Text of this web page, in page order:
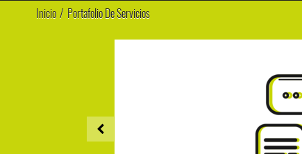
Inicio / Portafolio De Servicios